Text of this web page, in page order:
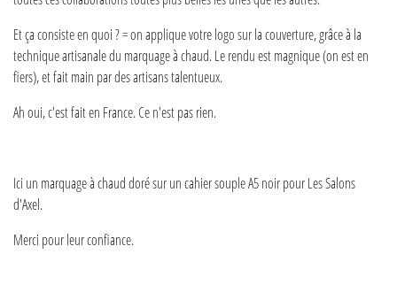
Et ça consiste en quoi ? = on applique votre logo sur la couverture, grâce à la
technique artisanale du marquage à chaud. Le rendu est magnique (on est en
fiers), et fait main par des artisans talentueux.
Ah oui, c'est fait en France. Ce n'est pas rien.
Ici un marquage à chaud doré sur un cahier souple A5 noir pour Les Salons
d'Axel.
Merci pour leur confiance.